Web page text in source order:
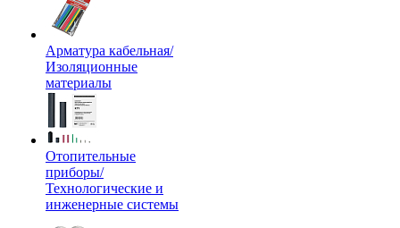
Арматура кабельная/
Изоляционные
материалы
Отопительные
приборы/
Технологические и
инженерные системы